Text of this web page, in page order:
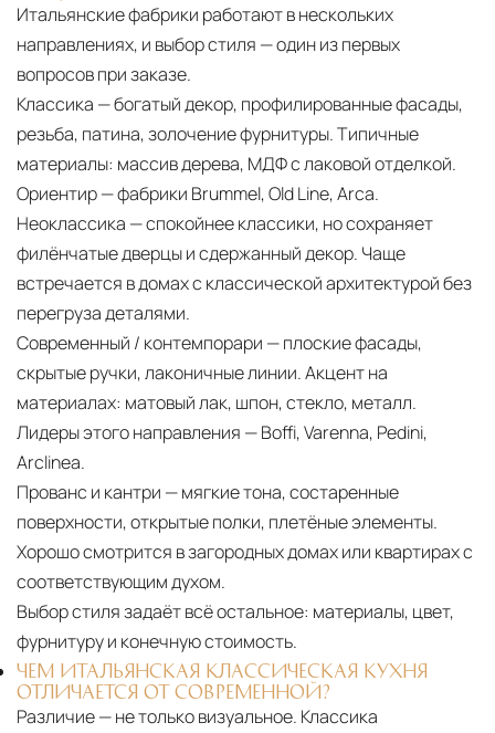
Итальянские фабрики работают в нескольких
направлениях, и выбор стиля — один из первых
вопросов при заказе.
Классика — богатый декор, профилированные фасады,
резьба, патина, золочение фурнитуры. Типичные
материалы: массив дерева, МДФ с лаковой отделкой.
Ориентир — фабрики Brummel, Old Line, Arca.
Неоклассика — спокойнее классики, но сохраняет
филёнчатые дверцы и сдержанный декор. Чаще
встречается в домах с классической архитектурой без
перегруза деталями.
Современный / контемпорари — плоские фасады,
скрытые ручки, лаконичные линии. Акцент на
материалах: матовый лак, шпон, стекло, металл.
Лидеры этого направления — Boffi, Varenna, Pedini,
Arclinea.
Прованс и кантри — мягкие тона, состаренные
поверхности, открытые полки, плетёные элементы.
Хорошо смотрится в загородных домах или квартирах с
соответствующим духом.
Выбор стиля задаёт всё остальное: материалы, цвет,
фурнитуру и конечную стоимость.
ЧЕМ ИТАЛЬЯНСКАЯ КЛАССИЧЕСКАЯ КУХНЯ
ОТЛИЧАЕТСЯ ОТ СОВРЕМЕННОЙ?
Различие — не только визуальное. Классика